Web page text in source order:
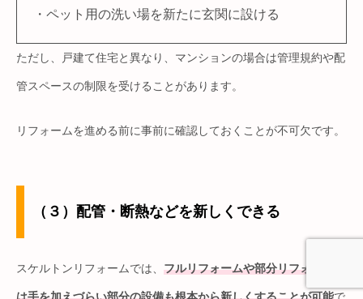
・ペット用の洗い場を新たに玄関に設ける
ただし、戸建て住宅と異なり、マンションの場合は管理規約や配
管スペースの制限を受けることがあります。
リフォームを進める前に事前に確認しておくことが不可欠です。
（３）配管・断熱などを新しくできる
スケルトンリフォームでは、 フルリフォームや部分リフォームで
は手を加えづらい部分の設備も根本から新しくすることが可能で